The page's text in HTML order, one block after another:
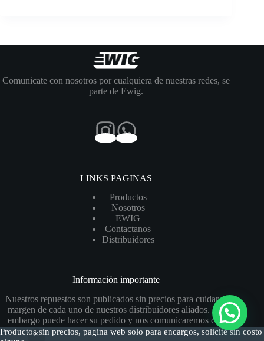
Productos sin precios, pagina web solo para encargos, solicite sin costo
Comunicate con nosotros por cualquiera de nuestras redes, se
parte de Ewig.
LINKS PAGINAS
Productos
Nosotros
EWIG
Contactanos
Distribuidores
Información importante
Nuestros repuestos son publicados sin precios para cuidar el
margen de cada uno de nuestros distribuidores aliados. Sin
embargo puede hacer su pedido y nos comunicaremos con
usted para el presupuesto y confirmación del pedido.